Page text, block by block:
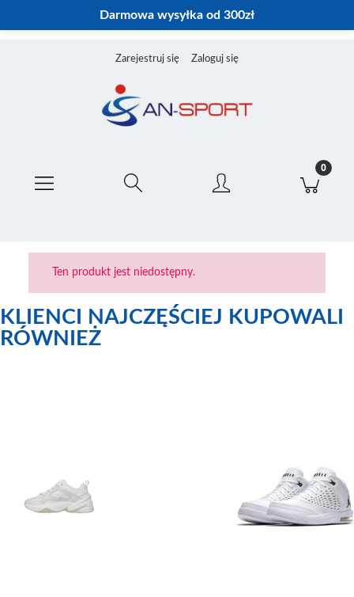
Darmowa wysyłka od 300zł
Zarejestruj się Zaloguj się
Ten produkt jest niedostępny.
KLIENCI NAJCZĘŚCIEJ KUPOWALI
RÓWNIEŻ